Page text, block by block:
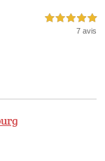
5,0 étoiles sur 5
7 avis